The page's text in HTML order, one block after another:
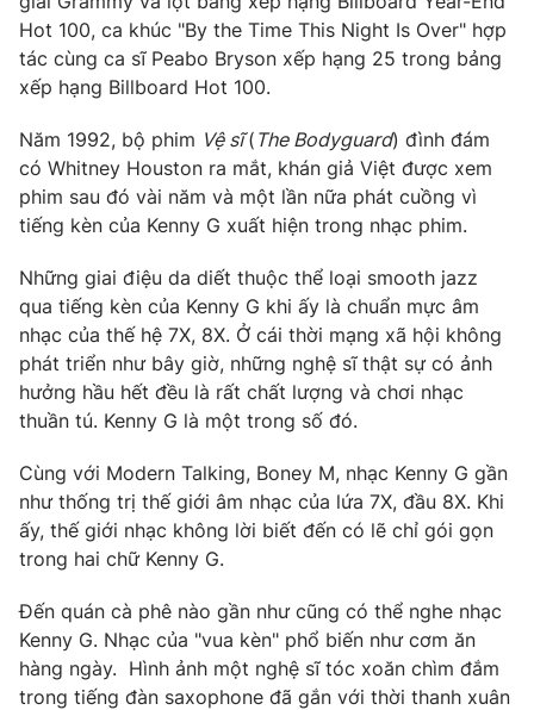
Liên hệ quảng cáo: 024-7300.7108
® Cấm sao chép dưới mọi hình thức nếu không có sự chấp
thuận bằng văn bản. Ghi rõ nguồn VTV.vn khi phát hành lại
thông tin từ website này.
Hot 100, ca khúc "By the Time This Night Is Over" hợp
tác cùng ca sĩ Peabo Bryson xếp hạng 25 trong bảng
xếp hạng Billboard Hot 100.
Năm 1992, bộ phim Vệ sĩ( The Bodyguard) đình đám
có Whitney Houston ra mắt, khán giả Việt được xem
phim sau đó vài năm và một lần nữa phát cuồng vì
tiếng kèn của Kenny G xuất hiện trong nhạc phim.
Những giai điệu da diết thuộc thể loại smooth jazz
qua tiếng kèn của Kenny G khi ấy là chuẩn mực âm
nhạc của thế hệ 7X, 8X. Ở cái thời mạng xã hội không
phát triển như bây giờ, những nghệ sĩ thật sự có ảnh
hưởng hầu hết đều là rất chất lượng và chơi nhạc
thuần tú. Kenny G là một trong số đó.
Cùng với Modern Talking, Boney M, nhạc Kenny G gần
như thống trị thế giới âm nhạc của lứa 7X, đầu 8X. Khi
ấy, thế giới nhạc không lời biết đến có lẽ chỉ gói gọn
trong hai chữ Kenny G.
Đến quán cà phê nào gần như cũng có thể nghe nhạc
Kenny G. Nhạc của "vua kèn" phổ biến như cơm ăn
hàng ngày. Hình ảnh một nghệ sĩ tóc xoăn chìm đắm
trong tiếng đàn saxophone đã gắn với thời thanh xuân